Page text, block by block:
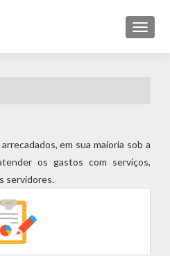
Toggle
em sua maioria sob a
os gastos com serviços,
servidores.